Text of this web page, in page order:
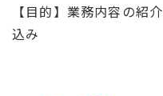
【目的】業務内容の紹
込み